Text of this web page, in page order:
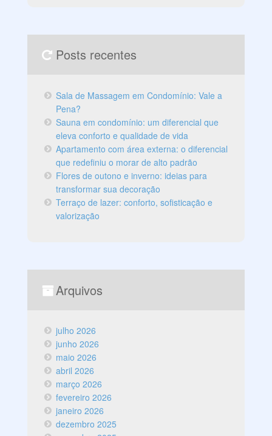
Posts recentes
Sala de Massagem em Condomínio: Vale a
Pena?
Sauna em condomínio: um diferencial que
eleva conforto e qualidade de vida
Apartamento com área externa: o diferencial
que redefiniu o morar de alto padrão
Flores de outono e inverno: ideias para
transformar sua decoração
Terraço de lazer: conforto, sofisticação e
valorização
Arquivos
julho 2026
junho 2026
maio 2026
abril 2026
março 2026
fevereiro 2026
janeiro 2026
dezembro 2025